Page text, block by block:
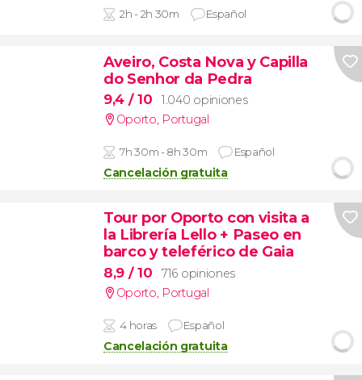
2h - 2h 30m Español
Aveiro, Costa Nova y Capilla
do Senhor da Pedra
9,4 / 10
1.040 opiniones
Oporto, Portugal
7h 30m - 8h 30m Español
Cancelación gratuita
Tour por Oporto con visita a
la Librería Lello + Paseo en
barco y teleférico de Gaia
8,9 / 10
716 opiniones
Oporto, Portugal
4 horas Español
Cancelación gratuita